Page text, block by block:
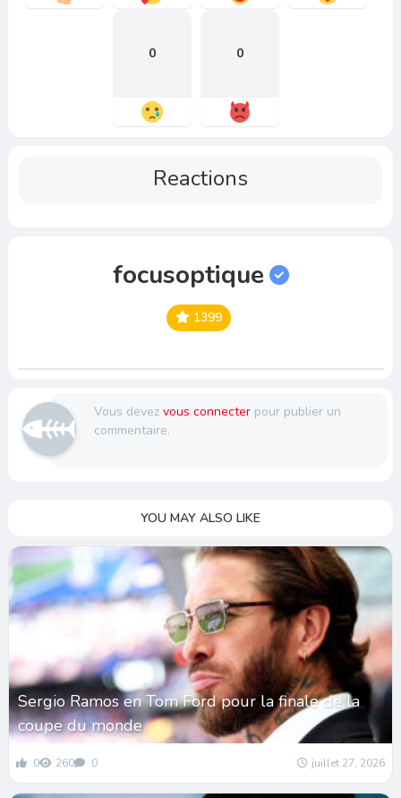
0 0
Reactions
focusoptique
1399
Vous devez vous connecterpour publier un
commentaire.
YOU MAY ALSO LIKE
Sergio Ramos en Tom Ford pour la finale de la
coupe du monde
0 260 0 juillet 27, 2026